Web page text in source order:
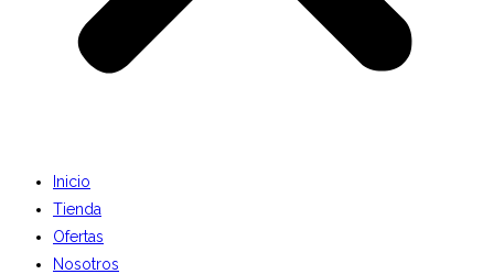
Inicio
Tienda
Ofertas
Nosotros